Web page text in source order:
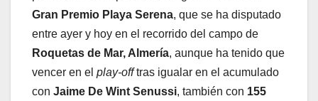
Gran Premio Playa Serena, que se ha disputado
entre ayer y hoy en el recorrido del campo de
Roquetas de Mar, Almería, aunque ha tenido que
vencer en el play-offtras igualar en el acumulado
con Jaime De Wint Senussi, también con 155